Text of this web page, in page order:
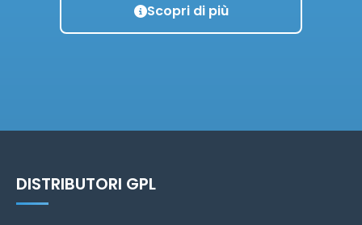
Scopri di più
DISTRIBUTORI GPL